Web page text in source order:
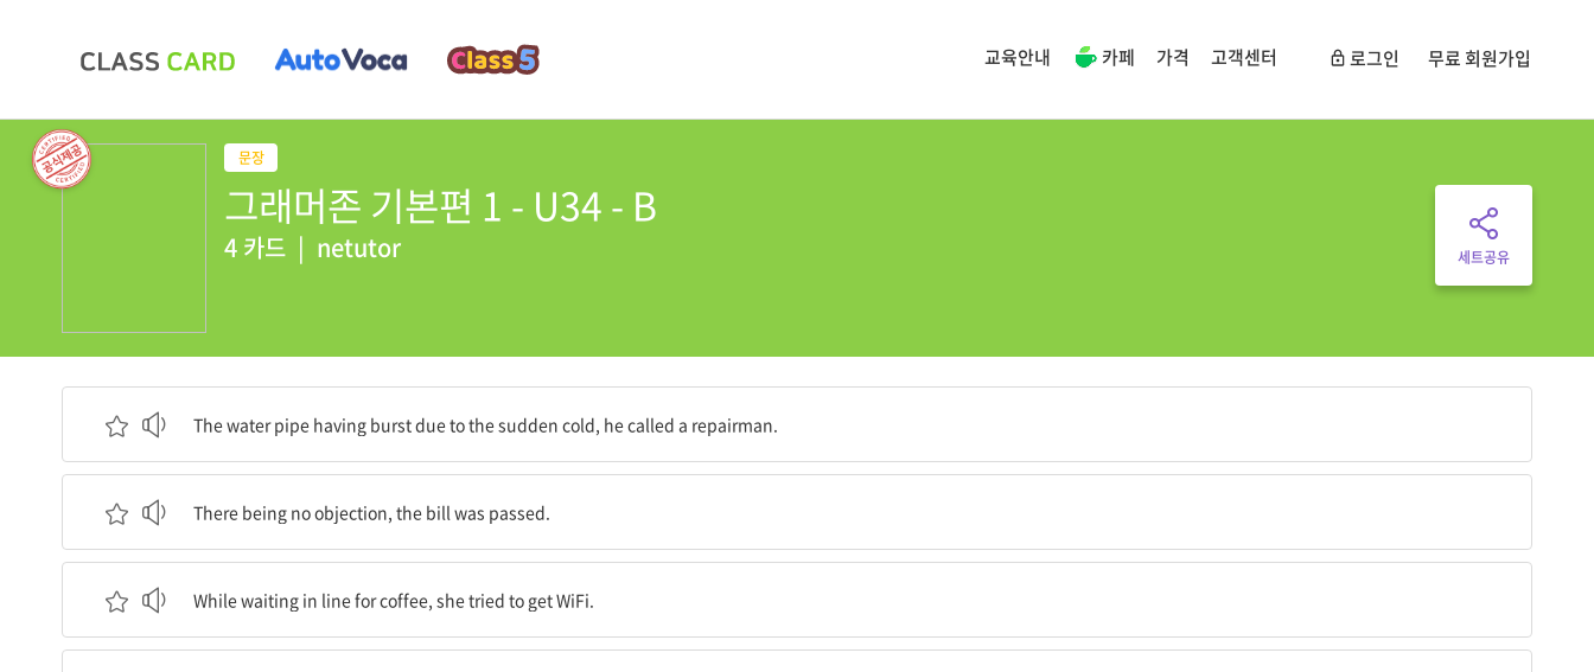
교육안내 카페 가격 고객센터 로그인 무료 회원가입
그래머존 기본편 1 - U34 - B
4 카드 | netutor 세트공유
The water pipe having burst due to the sudden cold, he called a repairman.
There being no objection, the bill was passed.
While waiting in line for coffee, she tried to get WiFi.